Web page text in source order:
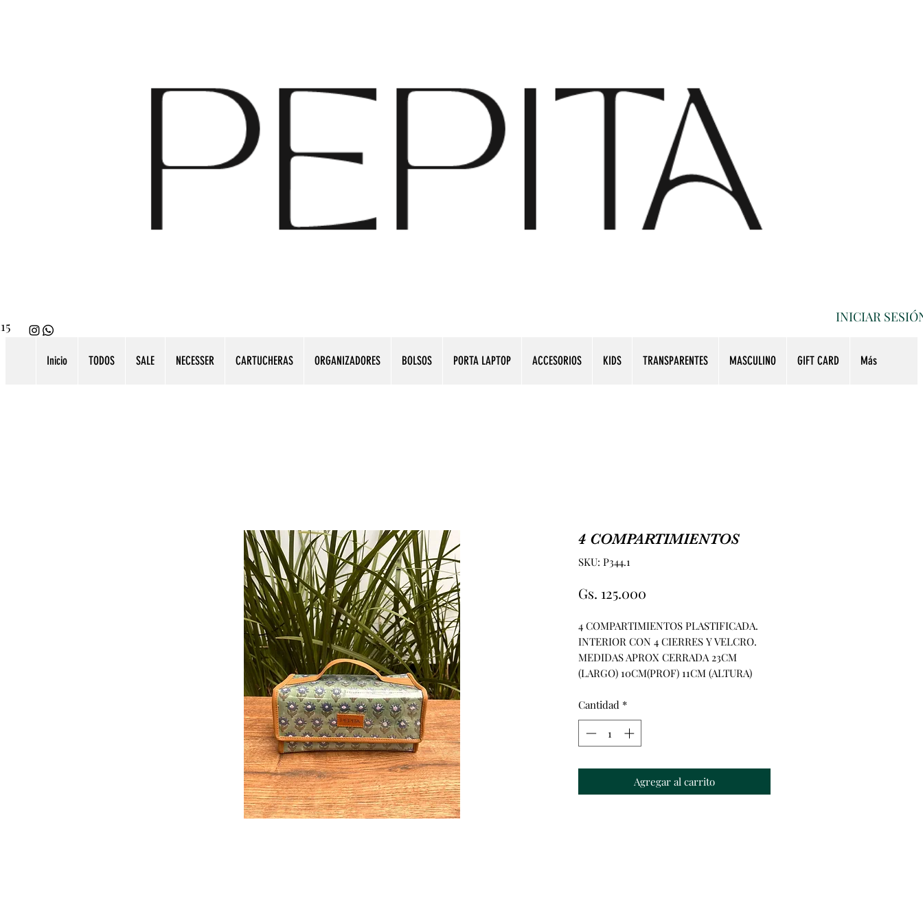
INICIAR
Inicio TODOS SALE NECESSER CARTUCHERAS ORGANIZADORES BOLSOS PORTA LAPTOP ACCESORIOS KIDS TRANSPARENTES MASCULINO GIFT CARD Más
4 COMPARTIMIENTOS
SKU: P344.1
Gs. 125.000
4 COMPARTIMIENTOS PLASTIFICADA.
INTERIOR CON 4 CIERRES Y VELCRO.
MEDIDAS APROX CERRADA 23CM
(LARGO) 10CM(PROF) 11CM (ALTURA)
Cantidad *
Agregar al carrito